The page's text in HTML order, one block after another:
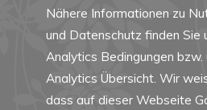
Nähere Informationen zu
und Datenschutz finden Sie
Analytics Bedingungen
Analytics Übersicht. Wir
dass auf dieser Webseite